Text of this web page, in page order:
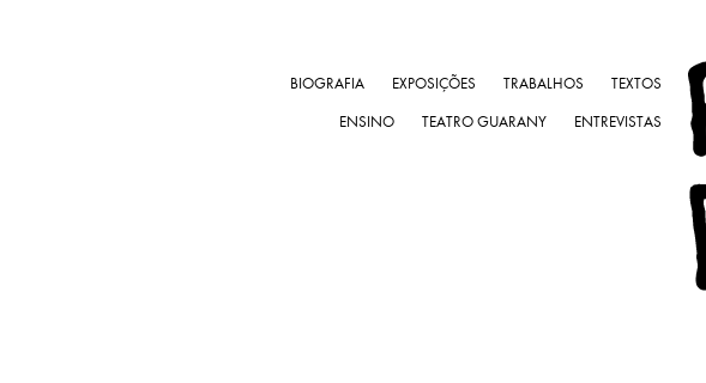
BIOGRAFIA EXPOSIÇÕES TRABALHOS TEXTOS
ENSINO TEATRO GUARANY ENTREVISTAS